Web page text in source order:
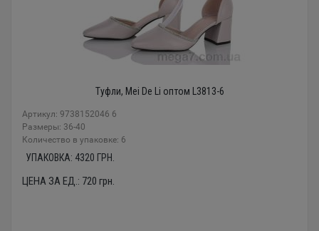
Туфли, Mei De Li оптом L3813-6
Артикул: 9738152046 6
Размеры: 36-40
Количество в упаковке: 6
УПАКОВКА: 4320 ГРН.
ЦЕНА ЗА ЕД.: 720 грн.